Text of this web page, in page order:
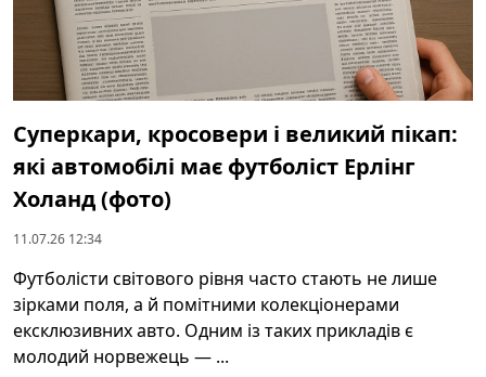
Суперкари, кросовери і великий пікап:
які автомобілі має футболіст Ерлінг
Холанд (фото)
11.07.26 12:34
Футболісти світового рівня часто стають не лише
зірками поля, а й помітними колекціонерами
ексклюзивних авто. Одним із таких прикладів є
молодий норвежець — ...